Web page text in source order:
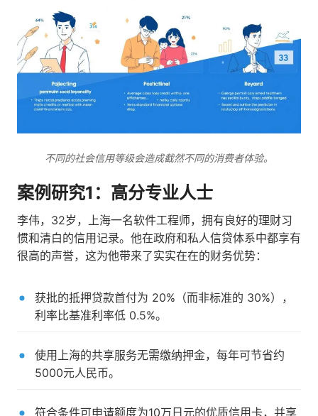
不同的社会信用等级会造成截然不同的消费者体验。
案例研究1：高分专业人士
李伟，32岁，上海一名软件工程师，拥有良好的理财习
惯和清白的信用记录。他在政府和私人信贷体系中都享有
很高的声誉，这为他带来了实实在在的财务优势：
获批的抵押贷款首付为 20%（而非标准的 30%），
利率比基准利率低 0.5%。
使用上海的共享服务无需缴纳押金，每年可节省约
5000元人民币。
符合条件可申请额度为10万日元的优质信用卡，并享